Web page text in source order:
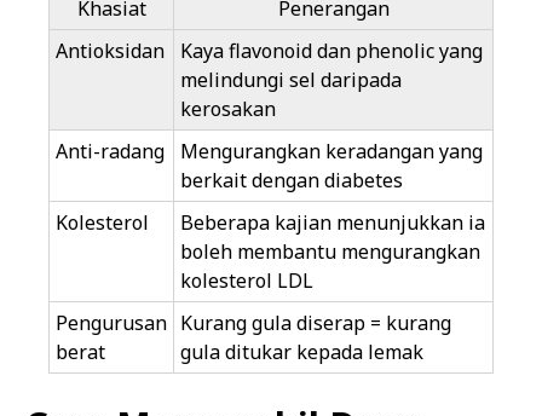
Khasiat
Penerangan
Antioksidan
Kaya flavonoid dan phenolic yang
melindungi sel daripada
kerosakan
Anti-radang
Mengurangkan keradangan yang
berkait dengan diabetes
Kolesterol
Beberapa kajian menunjukkan ia
boleh membantu mengurangkan
kolesterol LDL
Pengurusan
berat
Kurang gula diserap = kurang
gula ditukar kepada lemak